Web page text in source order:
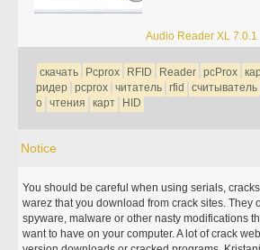
Audio Reader XL 7.0.1
скачать Pcprox RFID Reader pcProx
ридер
pcprox читатель rfid считыватель
о
чтения карт HID
Notice
You should be careful when using serials,
warez that you download from crack sites. They
spyware, malware or other nasty modifications
want to have on your computer. A lot of crack